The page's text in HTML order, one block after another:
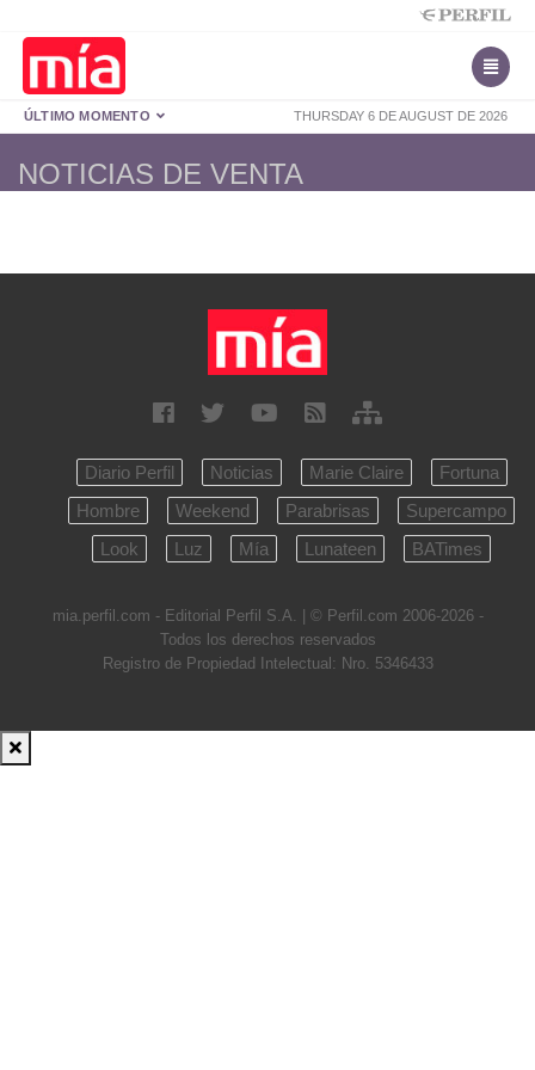
THURSDAY 6 DE AUGUST DE 2026
ÚLTIMO MOMENTO
NOTICIAS DE VENTA
Diario Perfil Noticias Marie Claire
Fortuna
Hombre
Weekend Parabrisas
Supercampo
Look
Luz Mía Lunateen BATimes
mia.perfil.com - Editorial Perfil S.A. | © Perfil.com 2006-2026 -
Todos los derechos reservados
Registro de Propiedad Intelectual: Nro. 5346433